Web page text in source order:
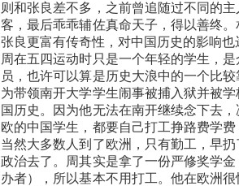
则和张良差不多，之前曾追随过不同的
客，最后乖乖辅佐真命天子，得以善终
张良更富有传奇性，对中国历史的影响也
周在五四运动时只是一个年轻的学生，
员，也许可以算是历史大浪中的一个比
为带领南开大学学生闹事被捕入狱并被
国历史。因为他无法在南开继续念下去
欧的中国学生，都要自己打工挣路费学
当然大多数人到了欧洲，只有勤工，早
政治去了。周其实是拿了一份严修奖学
办者），所以基本不用打工。他在欧洲